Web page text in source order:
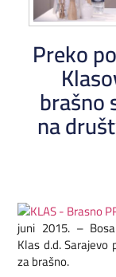
Preko
brašno
na
juni 2015. –
Klas d.d.
za brašno.